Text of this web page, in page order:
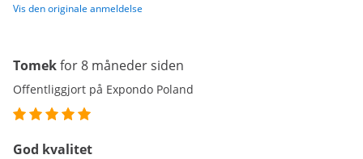
Vis den originale anmeldelse
Tomekfor 8 måneder siden
Offentliggjort på Expondo Poland
God kvalitet